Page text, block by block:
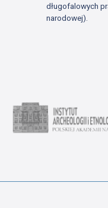
długofalowych
narodowej).